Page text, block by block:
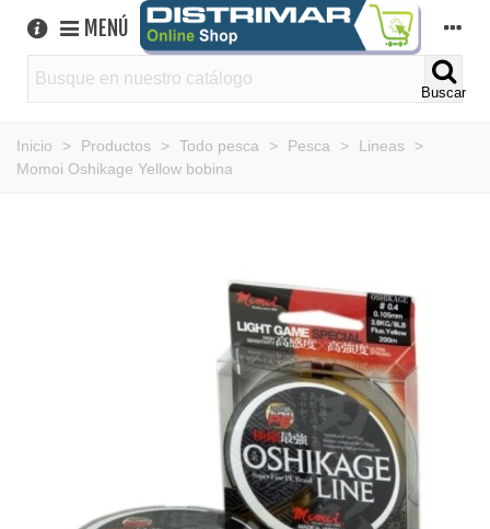
MENÚ
Buscar
Inicio > Productos > Todo pesca > Pesca > Lineas
>
Momoi Oshikage Yellow bobina